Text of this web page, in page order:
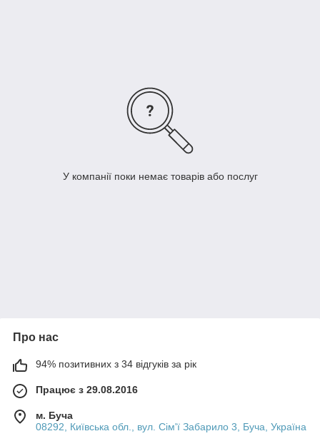
У компанії поки немає товарів або послуг
Про нас
94% позитивних з 34 відгуків за рік
Працює з 29.08.2016
м. Буча
08292, Київська обл., вул. Сім'ї Забарило 3, Буча, Україна